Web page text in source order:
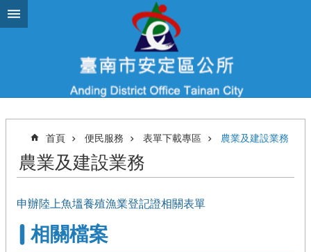
跳到主要內容區塊
首頁 便民服務 表單下載專區 農業及建設業務
農業及建設業務
申辦陸上魚塭養殖漁業登記證相關表單
相關檔案